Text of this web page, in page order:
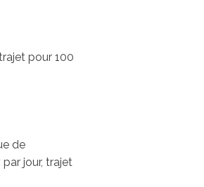
pour 100
de
jour, trajet